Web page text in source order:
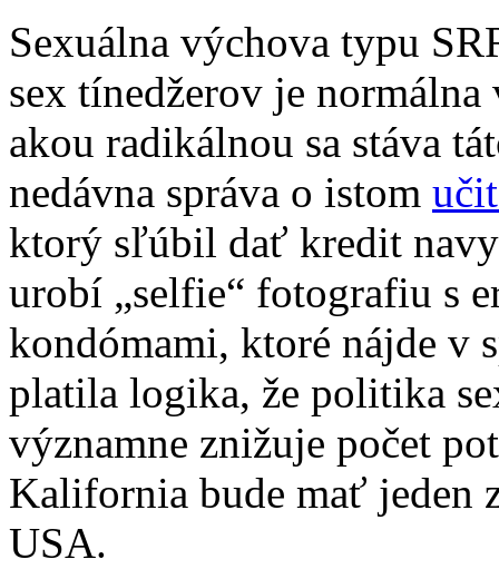
Sexuálna výchova typu
sex tínedžerov je
akou radikálnou sa stáva
nedávna správa o istom
ktorý sľúbil dať kredit
urobí „selfie“ fotografiu s
kondómami, ktoré nájde v
platila logika, že politika
významne znižuje počet
Kalifornia bude mať jeden
USA.